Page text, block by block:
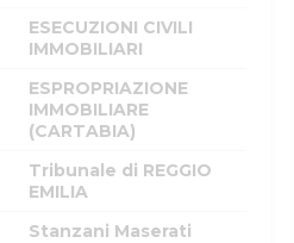
ESECUZIONI CIVILI
IMMOBILIARI
ESPROPRIAZIONE
IMMOBILIARE
(CARTABIA)
Tribunale di REGGIO
EMILIA
Stanzani Maserati